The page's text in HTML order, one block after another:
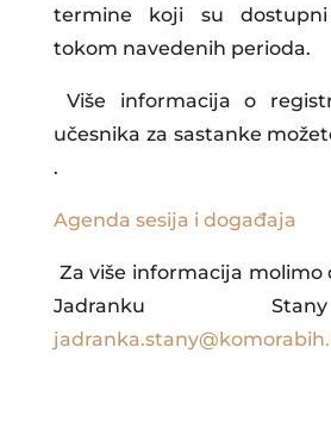
termine koji su dostupni
tokom navedenih perioda.
Više informacija o
učesnika za sastanke
.
Agenda sesija i događaja
Za više informacija
Jadranku